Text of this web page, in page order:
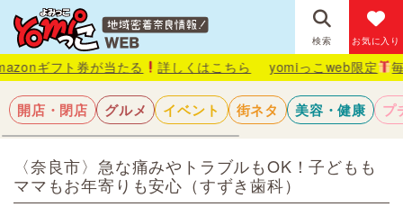
検索 お気に入り
券が当たる 詳しくはこちら yomiっこweb限定 毎月抽選で1
開店・閉店 グルメ イベント 街ネタ 美容・健康 プ
〈奈良市〉急な痛みやトラブルもOK！子どもも
ママもお年寄りも安心（すずき歯科）